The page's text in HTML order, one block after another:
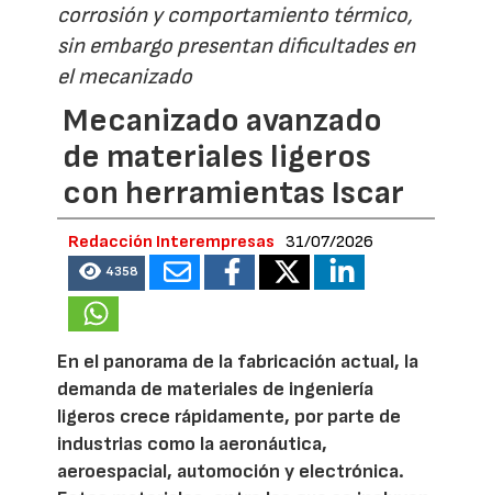
corrosión y comportamiento térmico,
sin embargo presentan dificultades en
el mecanizado
Mecanizado avanzado
de materiales ligeros
con herramientas Iscar
Redacción Interempresas 31/07/2026
4358
En el panorama de la fabricación actual, la
demanda de materiales de ingeniería
ligeros crece rápidamente, por parte de
industrias como la aeronáutica,
aeroespacial, automoción y electrónica.